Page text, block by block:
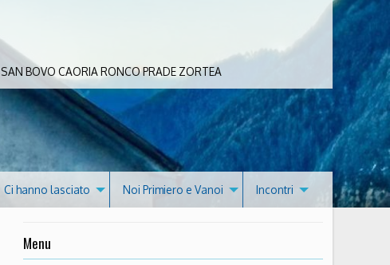
BOVO CAORIA RONCO PRADE ZORTEA
Ci hanno lasciato Noi Primiero e Vanoi Incontri
Menu